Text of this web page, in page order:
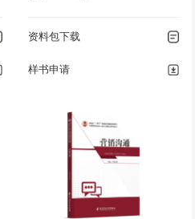
资料包下载
样书申请